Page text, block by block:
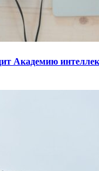
Академию